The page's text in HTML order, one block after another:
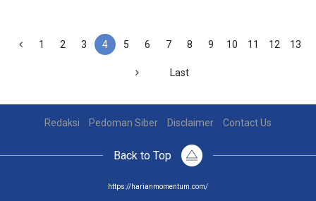
1 2 3 4 5 6 7 8 9 10 11 12 13
Last
Redaksi Pedoman Siber Disclaimer Contact Us
Back to Top
https://harianmomentum.com/